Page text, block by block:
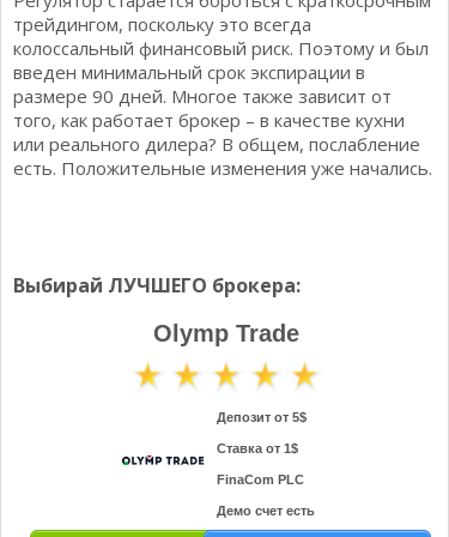
трейдингом, поскольку это всегда
колоссальный финансовый риск. Поэтому и был
введен минимальный срок экспирации в
размере 90 дней. Многое также зависит от
того, как работает брокер – в качестве кухни
или реального дилера? В общем, послабление
есть. Положительные изменения уже начались.
Выбирай ЛУЧШЕГО брокера:
Olymp Trade
Депозит от 5$
Ставка от 1$
FinaCom PLC
Демо счет есть